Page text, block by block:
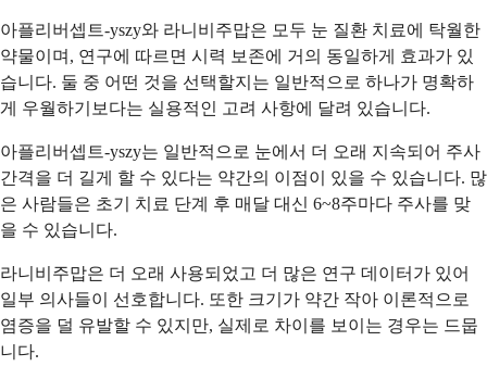
아플리버셉트-yszy와 라니비주맙은 모두 눈 질환 치료에 탁월한
약물이며, 연구에 따르면 시력 보존에 거의 동일하게 효과가 있
습니다. 둘 중 어떤 것을 선택할지는 일반적으로 하나가 명확하
게 우월하기보다는 실용적인 고려 사항에 달려 있습니다.
아플리버셉트-yszy는 일반적으로 눈에서 더 오래 지속되어 주사
간격을 더 길게 할 수 있다는 약간의 이점이 있을 수 있습니다. 많
은 사람들은 초기 치료 단계 후 매달 대신 6~8주마다 주사를 맞
을 수 있습니다.
라니비주맙은 더 오래 사용되었고 더 많은 연구 데이터가 있어
일부 의사들이 선호합니다. 또한 크기가 약간 작아 이론적으로
염증을 덜 유발할 수 있지만, 실제로 차이를 보이는 경우는 드뭅
니다.